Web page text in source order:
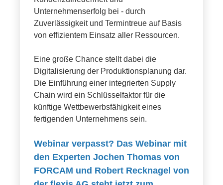
Unternehmenserfolg bei - durch
Zuverlässigkeit und Termintreue auf Basis
von effizientem Einsatz aller Ressourcen.
Eine große Chance stellt dabei die
Digitalisierung der Produktionsplanung dar.
Die Einführung einer integrierten Supply
Chain wird ein Schlüsselfaktor für die
künftige Wettbewerbsfähigkeit eines
fertigenden Unternehmens sein.
Webinar verpasst? Das Webinar mit
den Experten Jochen Thomas von
FORCAM und Robert Recknagel von